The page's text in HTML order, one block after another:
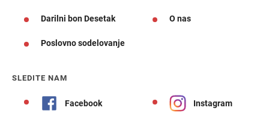
Darilni bon Desetak O nas
Poslovno sodelovanje
SLEDITE NAM
Facebook Instagram